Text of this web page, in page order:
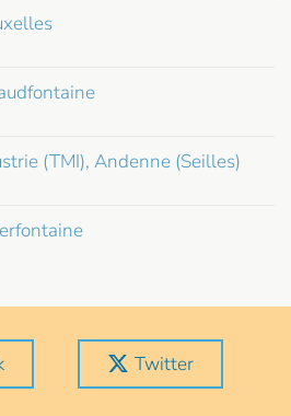
(TMI), Andenne (Seilles)
Twitter